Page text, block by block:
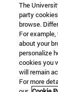
The
party
browse.
For
about your
personalize
cookies you
will remain
For more